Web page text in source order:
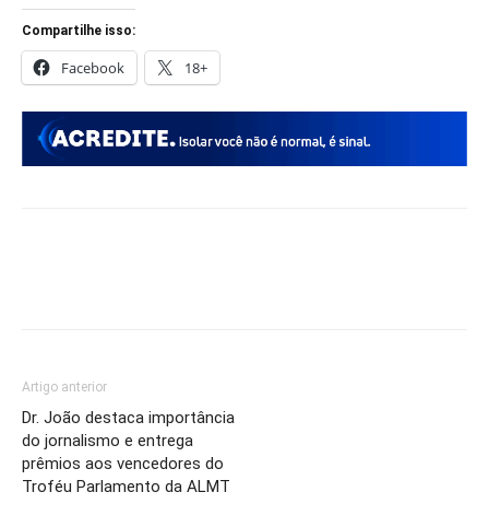
Compartilhe isso:
Facebook 18+
Artigo anterior
Dr. João destaca importância
do jornalismo e entrega
prêmios aos vencedores do
Troféu Parlamento da ALMT